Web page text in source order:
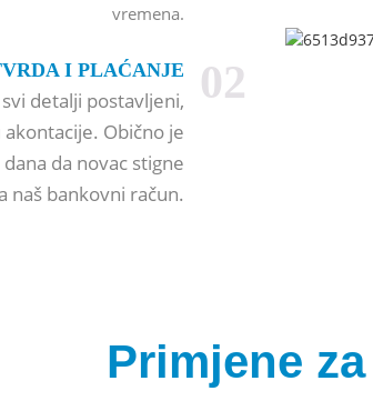
vremena.
02
I PLAĆANJE
detalji postavljeni,
Obično je
da novac stigne
naš bankovni račun.
Primjene